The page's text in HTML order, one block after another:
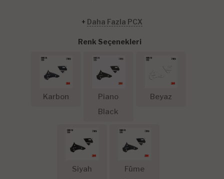
+ Daha Fazla PCX
Renk Seçenekleri
Karbon
Piano
Black
Beyaz
Siyah
Füme